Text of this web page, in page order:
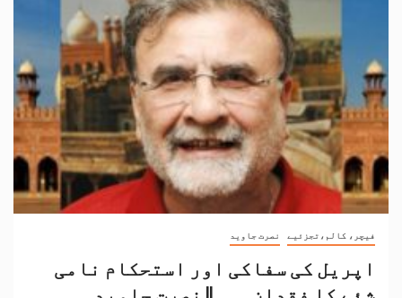
فیچر، کالم،تجزئیے نصرت جاوید
اپریل کی سفاکی اور استحکام نامی